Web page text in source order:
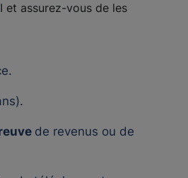
I et assurez-vous de les
de revenus ou de